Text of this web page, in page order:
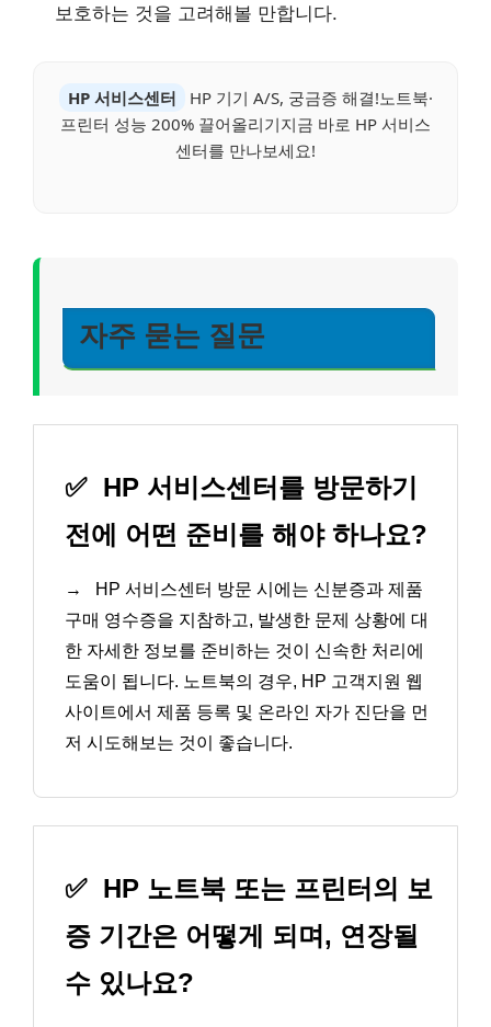
보호하는 것을 고려해볼 만합니다.
HP 서비스센터
HP 기기 A/S, 궁금증 해결!노트북·
프린터 성능 200% 끌어올리기지금 바로 HP 서비스
센터를 만나보세요!
자주 묻는 질문
✅ HP 서비스센터를 방문하기
전에 어떤 준비를 해야 하나요?
→
HP 서비스센터 방문 시에는 신분증과 제품
구매 영수증을 지참하고, 발생한 문제 상황에 대
한 자세한 정보를 준비하는 것이 신속한 처리에
도움이 됩니다. 노트북의 경우, HP 고객지원 웹
사이트에서 제품 등록 및 온라인 자가 진단을 먼
저 시도해보는 것이 좋습니다.
✅ HP 노트북 또는 프린터의 보
증 기간은 어떻게 되며, 연장될
수 있나요?